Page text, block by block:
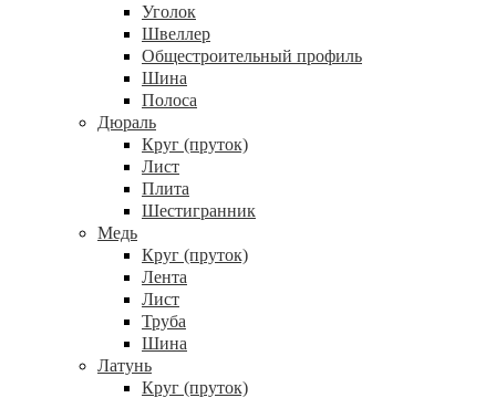
Уголок
Швеллер
Общестроительный профиль
Шина
Полоса
Дюраль
Круг (пруток)
Лист
Плита
Шестигранник
Медь
Круг (пруток)
Лента
Лист
Труба
Шина
Латунь
Круг (пруток)